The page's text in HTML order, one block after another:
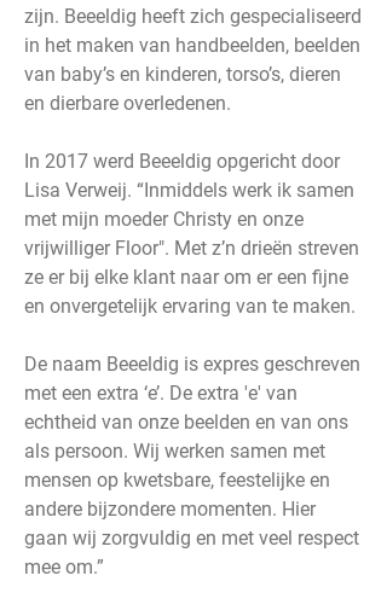
zijn. Beeeldig heeft zich gespecialiseerd
in het maken van handbeelden, beelden
van baby’s en kinderen, torso’s, dieren
en dierbare overledenen.
In 2017 werd Beeeldig opgericht door
Lisa Verweij. “Inmiddels werk ik samen
met mijn moeder Christy en onze
vrijwilliger Floor". Met z’n drieën streven
ze er bij elke klant naar om er een fijne
en onvergetelijk ervaring van te maken.
De naam Beeeldig is expres geschreven
met een extra ‘e’. De extra 'e' van
echtheid van onze beelden en van ons
als persoon. Wij werken samen met
mensen op kwetsbare, feestelijke en
andere bijzondere momenten. Hier
gaan wij zorgvuldig en met veel respect
mee om.”